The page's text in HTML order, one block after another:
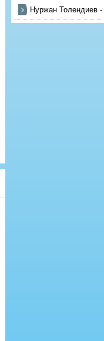
Нуржан Толендиев -